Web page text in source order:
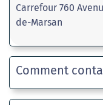
Carrefour 760
de-Marsan
Comment